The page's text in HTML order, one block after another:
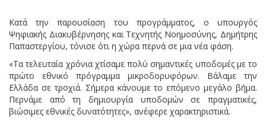
Κατά την παρουσίαση του προγράμματος, ο υπουργός
Ψηφιακής Διακυβέρνησης και Τεχνητής Νοημοσύνης, Δημήτρης
Παπαστεργίου, τόνισε ότι η χώρα περνά σε μια νέα φάση.
«Τα τελευταία χρόνια χτίσαμε πολύ σημαντικές υποδομές με το
πρώτο εθνικό πρόγραμμα μικροδορυφόρων. Βάλαμε την
Ελλάδα σε τροχιά. Σήμερα κάνουμε το επόμενο μεγάλο βήμα.
Περνάμε από τη δημιουργία υποδομών σε πραγματικές,
βιώσιμες εθνικές δυνατότητες», ανέφερε χαρακτηριστικά.